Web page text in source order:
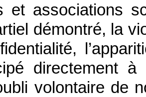
et associations
démontré, la
directement
volontaire de